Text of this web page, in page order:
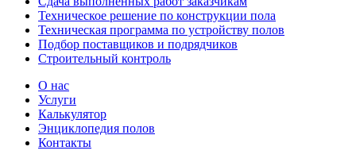
Техническое решение по конструкции пола
Техническая программа по устройству полов
Подбор поставщиков и подрядчиков
Строительный контроль
О нас
Услуги
Калькулятор
Энциклопедия полов
Контакты